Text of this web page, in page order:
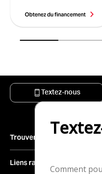
Obtenez du financement
Textez-nous
Trouver un véhicule
Véhicules neufs
Liens rapides